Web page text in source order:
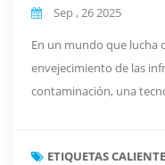
Sep , 26 2025
En un mundo que lucha
envejecimiento de las
contaminación, una
de... Generadores de
ETIQUETAS